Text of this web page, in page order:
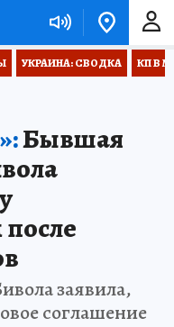
УКРАИНА: СВОДКА КП В
Бывшая
заявила,
соглашение